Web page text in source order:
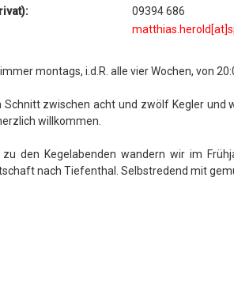
09394 686
montags, i.d.R. alle vier Wochen, von
Schnitt zwischen acht und zwölf Kegler und
willkommen.
zu den Kegelabenden wandern wir im
nach Tiefenthal. Selbstredend mit